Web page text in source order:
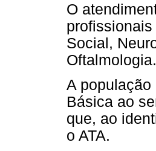
O
Social,
Oftalmologia.
A
Básica ao
que, ao
o ATA.